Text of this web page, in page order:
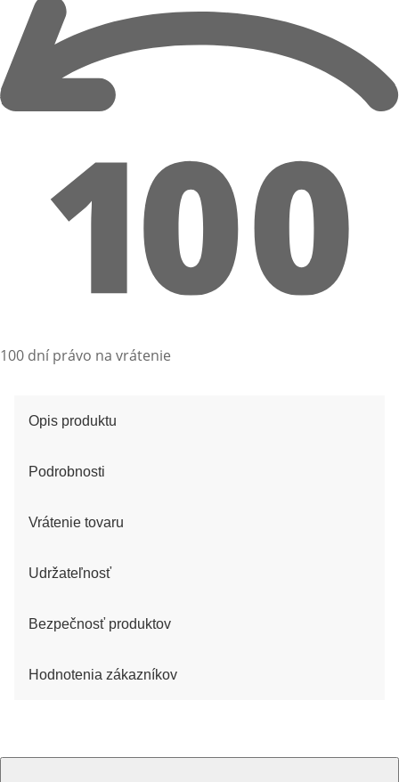
100 dní právo na vrátenie
Opis produktu
Podrobnosti
Vrátenie tovaru
Udržateľnosť
Bezpečnosť produktov
Hodnotenia zákazníkov